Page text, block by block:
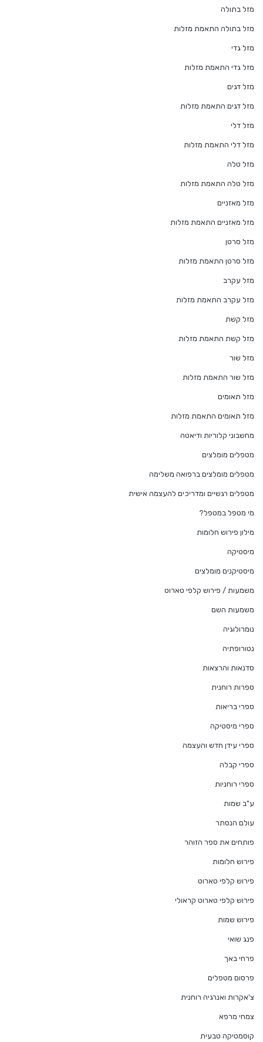
מזל בתולה
מזל בתולה התאמת מזלות
מזל גדי
מזל גדי התאמת מזלות
מזל דגים
מזל דגים התאמת מזלות
מזל דלי
מזל דלי התאמת מזלות
מזל טלה
מזל טלה התאמת מזלות
מזל מאזניים
מזל מאזניים התאמת מזלות
מזל סרטן
מזל סרטן התאמת מזלות
מזל עקרב
מזל עקרב התאמת מזלות
מזל קשת
מזל קשת התאמת מזלות
מזל שור
מזל שור התאמת מזלות
מזל תאומים
מזל תאומים התאמת מזלות
מחשבוני קלוריות ודיאטה
מטפלים מומלצים
מטפלים מומלצים ברפואה משלימה
מטפלים רגשיים ומדריכים להעצמה אישית
מי מטפל במטפל?
מילון פירוש חלומות
מיסטיקה
מיסטיקנים מומלצים
משמעות / פירוש קלפי טארוט
משמעות השם
נומרולוגיה
נטורופתיה
סדנאות והרצאות
ספרות רוחנית
ספרי בריאות
ספרי מיסטיקה
ספרי עידן חדש והעצמה
ספרי קבלה
ספרי רוחניות
ע"ב שמות
עולם הנסתר
פותחים את ספר הזוהר
פירוש חלומות
פירוש קלפי טארוט
פירוש קלפי טארוט קראולי
פירוש שמות
פנג שואי
פרחי באך
פרסום מטפלים
צ'אקרות ואנרגיה רוחנית
צמחי מרפא
קוסמטיקה טבעית